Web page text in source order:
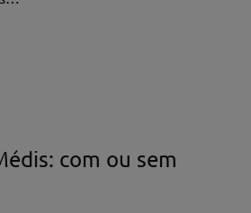
com ou sem